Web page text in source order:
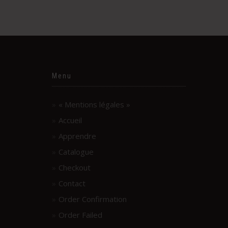
Menu
« Mentions légales »
Accueil
Apprendre
Catalogue
Checkout
Contact
Order Confirmation
Order Failed